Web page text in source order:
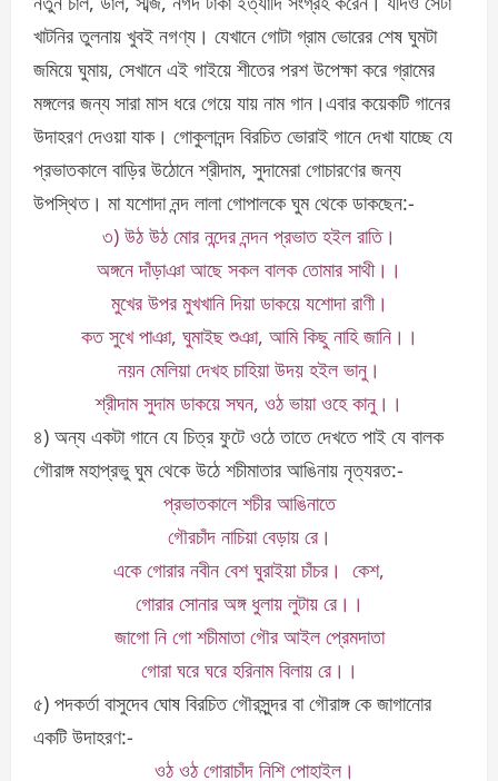
খাটনির তুলনায় খুবই নগণ্য। যেখানে গোটা গ্রাম ভোরের শেষ ঘুমটা
জমিয়ে ঘুমায়, সেখানে এই গাইয়ে শীতের পরশ উপেক্ষা করে গ্রামের
মঙ্গলের জন্য সারা মাস ধরে গেয়ে যায় নাম গান।এবার কয়েকটি গানের
উদাহরণ দেওয়া যাক। গোকুলানন্দ বিরচিত ভোরাই গানে দেখা যাচ্ছে যে
প্রভাতকালে বাড়ির উঠোনে শ্রীদাম, সুদামেরা গোচারণের জন্য
উপস্থিত। মা যশোদা নন্দ লালা গোপালকে ঘুম থেকে ডাকছেন:-
৩) উঠ উঠ মোর নন্দের নন্দন প্রভাত হইল রাতি।
অঙ্গনে দাঁড়াঞা আছে সকল বালক তোমার সাথী।।
মুখের উপর মুখখানি দিয়া ডাকয়ে যশোদা রাণী।
কত সুখে পাঞা, ঘুমাইছ শুঞা, আমি কিছু নাহি জানি।।
নয়ন মেলিয়া দেখহ চাহিয়া উদয় হইল ভানু।
শ্রীদাম সুদাম ডাকয়ে সঘন, ওঠ ভায়া ওহে কানু।।
৪) অন্য একটা গানে যে চিত্র ফুটে ওঠে তাতে দেখতে পাই যে বালক
গৌরাঙ্গ মহাপ্রভু ঘুম থেকে উঠে শচীমাতার আঙিনায় নৃত্যরত:-
প্রভাতকালে শচীর আঙিনাতে
গৌরচাঁদ নাচিয়া বেড়ায় রে।
একে গোরার নবীন বেশ ঘুরাইয়া চাঁচর। কেশ,
গোরার সোনার অঙ্গ ধুলায় লুটায় রে।।
জাগো নি গো শচীমাতা গৌর আইল প্রেমদাতা
গোরা ঘরে ঘরে হরিনাম বিলায় রে।।
৫) পদকর্তা বাসুদেব ঘোষ বিরচিত গৌরসুন্দর বা গৌরাঙ্গ কে জাগানোর
একটি উদাহরণ:-
ওঠ ওঠ গোরাচাঁদ নিশি পোহাইল।